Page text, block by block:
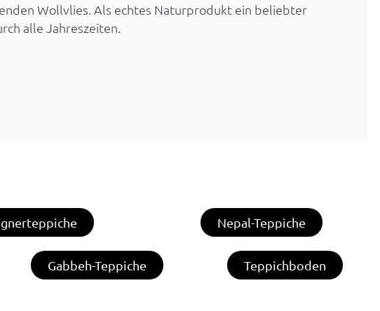
Wollvlies. Als echtes Naturprodukt ein beliebter
alle Jahreszeiten.
Nepal-Teppiche
Gabbeh-Teppiche Teppichboden